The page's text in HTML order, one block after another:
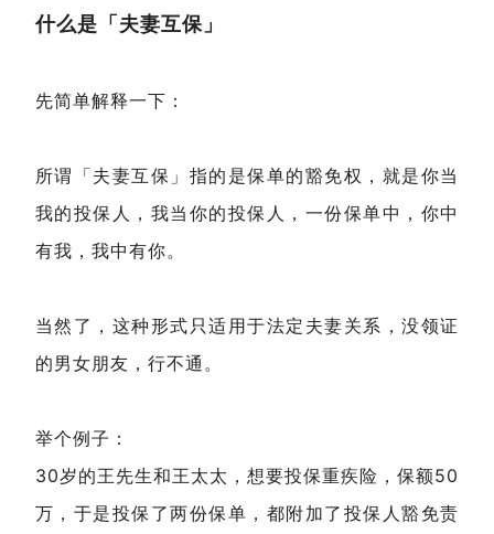
什么是「夫妻互保」
先简单解释一下：
所谓「夫妻互保」指的是保单的豁免权，就是你当
我的投保人，我当你的投保人，一份保单中，你中
有我，我中有你。
当然了，这种形式只适用于法定夫妻关系，没领证
的男女朋友，行不通。
举个例子：
30岁的王先生和王太太，想要投保重疾险，保额50
万，于是投保了两份保单，都附加了投保人豁免责